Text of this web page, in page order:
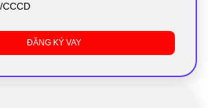
ĐĂNG KÝ VAY